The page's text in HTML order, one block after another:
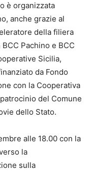
è organizzata
anche grazie al
della filiera
Pachino e BCC
Sicilia,
da Fondo
con la Cooperativa
del Comune
dello Stato.
alle 18.00 con la
la
sulla